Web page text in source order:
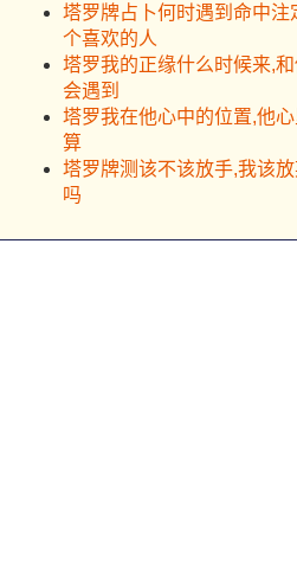
塔罗牌占卜何时遇到命中注
个喜欢的人
塔罗我的正缘什么时候来,
会遇到
塔罗我在他心中的位置,他
算
塔罗牌测该不该放手,我该
吗